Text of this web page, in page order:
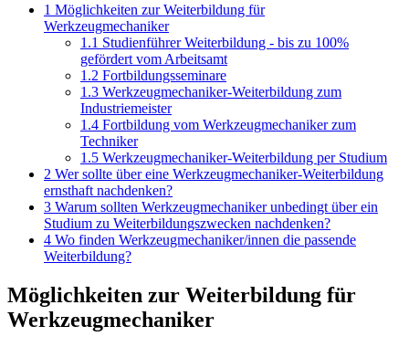
1 Möglichkeiten zur Weiterbildung für
Werkzeugmechaniker
1.1 Studienführer Weiterbildung - bis zu 100%
gefördert vom Arbeitsamt
1.2 Fortbildungsseminare
1.3 Werkzeugmechaniker-Weiterbildung zum
Industriemeister
1.4 Fortbildung vom Werkzeugmechaniker zum
Techniker
1.5 Werkzeugmechaniker-Weiterbildung per Studium
2 Wer sollte über eine Werkzeugmechaniker-Weiterbildung
ernsthaft nachdenken?
3 Warum sollten Werkzeugmechaniker unbedingt über ein
Studium zu Weiterbildungszwecken nachdenken?
4 Wo finden Werkzeugmechaniker/innen die passende
Weiterbildung?
Möglichkeiten zur Weiterbildung für
Werkzeugmechaniker